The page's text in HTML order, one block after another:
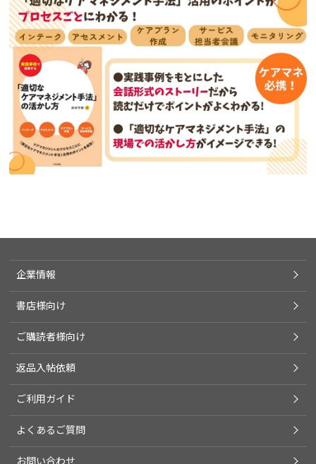
企業情報
書店様向け
ご購読者様向け
返品入帖依頼
ご利用ガイド
よくあるご質問
お問い合わせ